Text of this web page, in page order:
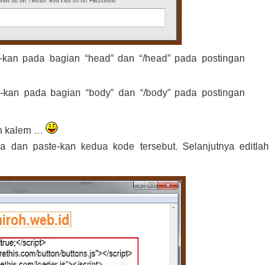
pada bagian “head” dan “/head” pada postingan
pada bagian “body” dan “/body” pada postingan
kalem …
dan paste-kan kedua kode tersebut. Selanjutnya editlah